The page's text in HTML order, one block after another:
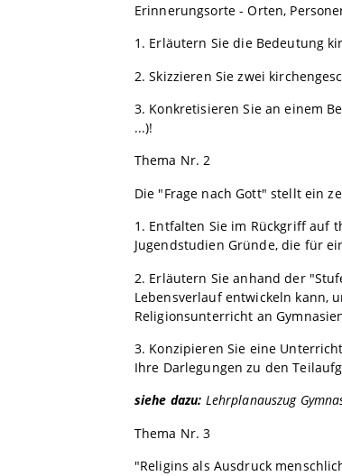
Erinnerungsorte - Orten,
1. Erläutern Sie die Bedeutung
2. Skizzieren Sie zwei
3. Konkretisieren Sie an einem
...)!
Thema Nr. 2
Die "Frage nach Gott" stellt ein
1. Entfalten Sie im Rückgriff auf
Jugendstudien Gründe, die für
2. Erläutern Sie anhand der
Lebensverlauf entwickeln kann,
Religionsunterricht an
3. Konzipieren Sie eine
Ihre Darlegungen zu den
siehe dazu: Lehrplanauszug
Thema Nr. 3
"Religins als Ausdruck